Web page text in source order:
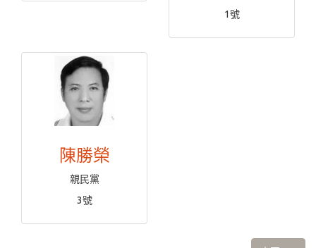
1號
陳勝榮
親民黨
3號